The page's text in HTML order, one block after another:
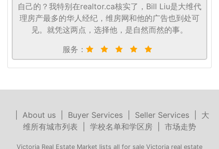
自己的？我特别在realtor.ca核实了，Bill Liu是大维代
理房产最多的华人经纪，维房网和他的广告也到处可
见。就凭这两点，选择他，是自然而然的事。
服务：
About us| Buyer Services| Seller Services| 大
维所有城市列表
学校名单和学区房 市场走势
Victoria Real Estate Market lists all for sale Victoria real estate